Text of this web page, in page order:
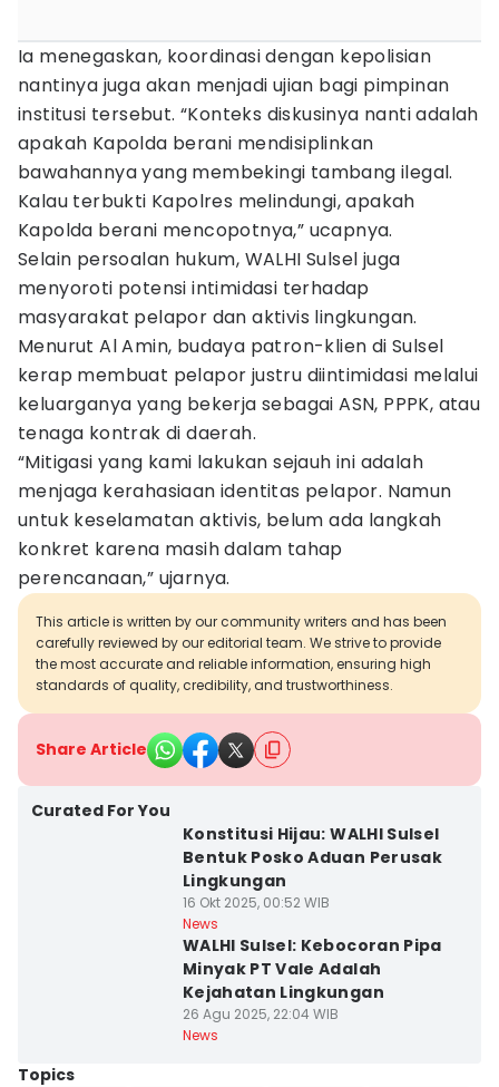
Ia menegaskan, koordinasi dengan kepolisian
nantinya juga akan menjadi ujian bagi pimpinan
institusi tersebut. “Konteks diskusinya nanti adalah
apakah Kapolda berani mendisiplinkan
bawahannya yang membekingi tambang ilegal.
Kalau terbukti Kapolres melindungi, apakah
Kapolda berani mencopotnya,” ucapnya.
Selain persoalan hukum, WALHI Sulsel juga
menyoroti potensi intimidasi terhadap
masyarakat pelapor dan aktivis lingkungan.
Menurut Al Amin, budaya patron-klien di Sulsel
kerap membuat pelapor justru diintimidasi melalui
keluarganya yang bekerja sebagai ASN, PPPK, atau
tenaga kontrak di daerah.
“Mitigasi yang kami lakukan sejauh ini adalah
menjaga kerahasiaan identitas pelapor. Namun
untuk keselamatan aktivis, belum ada langkah
konkret karena masih dalam tahap
perencanaan,” ujarnya.
This article is written by our community writers and has been
carefully reviewed by our editorial team. We strive to provide
the most accurate and reliable information, ensuring high
standards of quality, credibility, and trustworthiness.
Share Article
Curated For You
Konstitusi Hijau: WALHI Sulsel
Bentuk Posko Aduan Perusak
Lingkungan
16 Okt 2025, 00:52 WIB
News
WALHI Sulsel: Kebocoran Pipa
Minyak PT Vale Adalah
Kejahatan Lingkungan
26 Agu 2025, 22:04 WIB
News
Topics